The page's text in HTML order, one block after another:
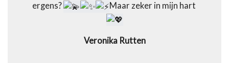
ergens?
Maar zeker in mijn hart
Veronika Rutten